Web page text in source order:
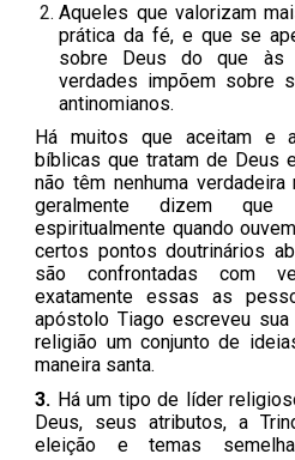
Aqueles que valorizam
prática da fé, e que se
sobre Deus do que às
verdades impõem sobre
antinomianos.
Há muitos que aceitam e
bíblicas que tratam de Deus
não têm nenhuma
geralmente dizem que
espiritualmente quando
certos pontos doutrinários
são confrontadas com
exatamente essas as
apóstolo Tiago escreveu
religião um conjunto de
maneira santa.
3. Há um tipo de líder
Deus, seus atributos, a
eleição e temas